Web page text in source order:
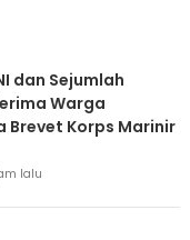
dan Sejumlah
Warga
Brevet Korps Marinir
lalu